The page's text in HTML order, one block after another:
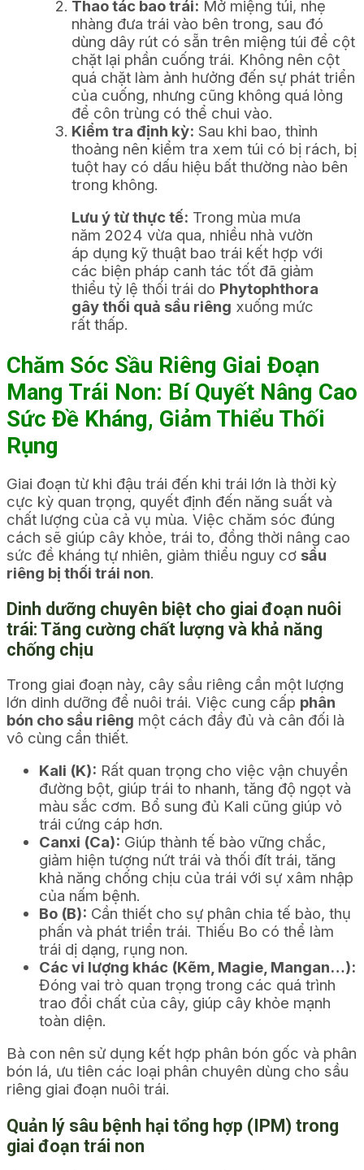
Thao tác bao trái: Mở miệng túi, nhẹ
nhàng đưa trái vào bên trong, sau đó
dùng dây rút có sẵn trên miệng túi để cột
chặt lại phần cuống trái. Không nên cột
quá chặt làm ảnh hưởng đến sự phát triển
của cuống, nhưng cũng không quá lỏng
để côn trùng có thể chui vào.
Kiểm tra định kỳ: Sau khi bao, thỉnh
thoảng nên kiểm tra xem túi có bị rách, bị
tuột hay có dấu hiệu bất thường nào bên
trong không.
Lưu ý từ thực tế: Trong mùa mưa
năm 2024 vừa qua, nhiều nhà vườn
áp dụng kỹ thuật bao trái kết hợp với
các biện pháp canh tác tốt đã giảm
thiểu tỷ lệ thối trái do Phytophthora
gây thối quả sầu riêng xuống mức
rất thấp.
Chăm Sóc Sầu Riêng Giai Đoạn
Mang Trái Non: Bí Quyết Nâng Cao
Sức Đề Kháng, Giảm Thiểu Thối
Rụng
Giai đoạn từ khi đậu trái đến khi trái lớn là thời kỳ
cực kỳ quan trọng, quyết định đến năng suất và
chất lượng của cả vụ mùa. Việc chăm sóc đúng
cách sẽ giúp cây khỏe, trái to, đồng thời nâng cao
sức đề kháng tự nhiên, giảm thiểu nguy cơ sầu
riêng bị thối trái non.
Dinh dưỡng chuyên biệt cho giai đoạn nuôi
trái: Tăng cường chất lượng và khả năng
chống chịu
Trong giai đoạn này, cây sầu riêng cần một lượng
lớn dinh dưỡng để nuôi trái. Việc cung cấp phân
bón cho sầu riêng một cách đầy đủ và cân đối là
vô cùng cần thiết.
Kali (K): Rất quan trọng cho việc vận chuyển
đường bột, giúp trái to nhanh, tăng độ ngọt và
màu sắc cơm. Bổ sung đủ Kali cũng giúp vỏ
trái cứng cáp hơn.
Canxi (Ca): Giúp thành tế bào vững chắc,
giảm hiện tượng nứt trái và thối đít trái, tăng
khả năng chống chịu của trái với sự xâm nhập
của nấm bệnh.
Bo (B): Cần thiết cho sự phân chia tế bào, thụ
phấn và phát triển trái. Thiếu Bo có thể làm
trái dị dạng, rụng non.
Các vi lượng khác (Kẽm, Magie, Mangan…):
Đóng vai trò quan trọng trong các quá trình
trao đổi chất của cây, giúp cây khỏe mạnh
toàn diện.
Bà con nên sử dụng kết hợp phân bón gốc và phân
bón lá, ưu tiên các loại phân chuyên dùng cho sầu
riêng giai đoạn nuôi trái.
Quản lý sâu bệnh hại tổng hợp (IPM) trong
giai đoạn trái non